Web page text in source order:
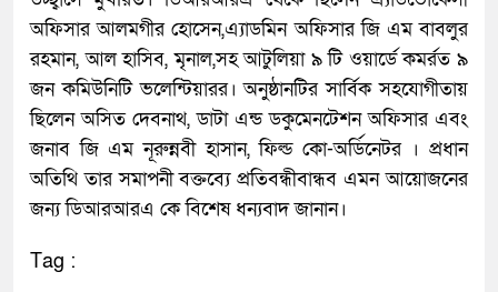
অফিসার আলমগীর হোসেন,এ্যাডমিন অফিসার জি এম বাবলুর
রহমান, আল হাসিব, মৃনাল,সহ আটুলিয়া ৯ টি ওয়ার্ডে কমর্রত ৯
জন কমিউনিটি ভলেন্টিয়ারর। অনুষ্ঠানটির সার্বিক সহযোগীতায়
ছিলেন অসিত দেবনাথ, ডাটা এন্ড ডকুমেনটেশন অফিসার এবং
জনাব জি এম নূরুন্নবী হাসান, ফিল্ড কো-অর্ডিনেটর । প্রধান
অতিথি তার সমাপনী বক্তব্যে প্রতিবন্ধীবান্ধব এমন আয়োজনের
জন্য ডিআরআরএ কে বিশেষ ধন্যবাদ জানান।
Tag :